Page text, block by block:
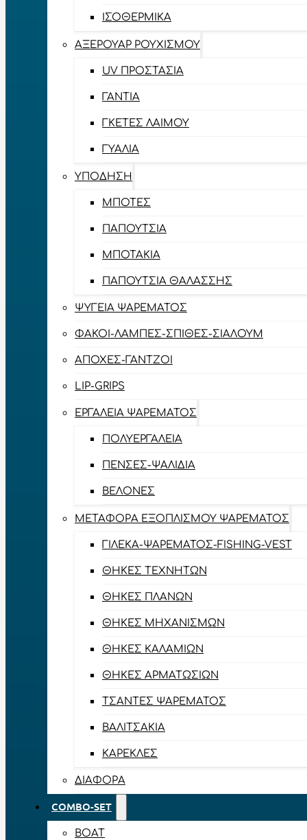
ΙΣΟΘΕΡΜΙΚΆ
ΑΞΕΡΟΥΆΡ ΡΟΥΧΙΣΜΟΎ
UV ΠΡΟΣΤΑΣΊΑ
ΓΆΝΤΙΑ
ΓΚΈΤΕΣ ΛΑΊΜΟΥ
ΓΥΑΛΙΆ
ΥΠΌΔΗΣΗ
ΜΠΌΤΕΣ
ΠΑΠΟΎΤΣΙΑ
ΜΠΟΤΆΚΙΑ
ΠΑΠΟΎΤΣΙΑ ΘΑΛΆΣΣΗΣ
ΨΥΓΕΊΑ ΨΑΡΈΜΑΤΟΣ
ΦΑΚΟΊ-ΛΆΜΠΕΣ-ΣΠΊΘΕΣ-ΣΊΑΛΟΥΜ
ΑΠΌΧΕΣ-ΓΆΝΤΖΟΙ
LIP-GRIPS
EΡΓΑΛΕΊΑ ΨΑΡΈΜΑΤΟΣ
ΠΟΛΥΕΡΓΑΛΕΊΑ
ΠΈΝΣΕΣ-ΨΑΛΊΔΙΑ
ΒΕΛΌΝΕΣ
ΜΕΤΑΦΟΡΆ ΕΞΟΠΛΙΣΜΟΎ ΨΑΡΈΜΑΤΟΣ
ΓΙΛΈΚΑ-ΨΑΡΈΜΑΤΟΣ-FISHING-VEST
ΘΉΚΕΣ ΤΕΧΝΗΤΏΝ
ΘΉΚΕΣ ΠΛΆΝΩΝ
ΘΉΚΕΣ ΜΗΧΑΝΙΣΜΏΝ
ΘΉΚΕΣ ΚΑΛΑΜΙΏΝ
ΘΉΚΕΣ ΑΡΜΑΤΩΣΙΏΝ
ΤΣΆΝΤΕΣ ΨΑΡΈΜΑΤΟΣ
ΒΑΛΙΤΣΆΚΙΑ
ΚΑΡΈΚΛΕΣ
ΔΙΆΦΟΡΑ
COMBO-SET
BOAT